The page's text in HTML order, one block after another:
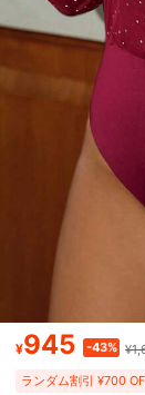
¥945 -43%
ランダム割引 ¥700